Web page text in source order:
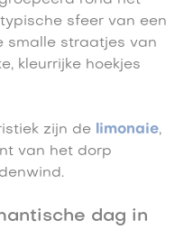
sfeer van een
smalle straatjes van
kleurrijke hoekjes
zijn de limonaie,
van het dorp
dag in